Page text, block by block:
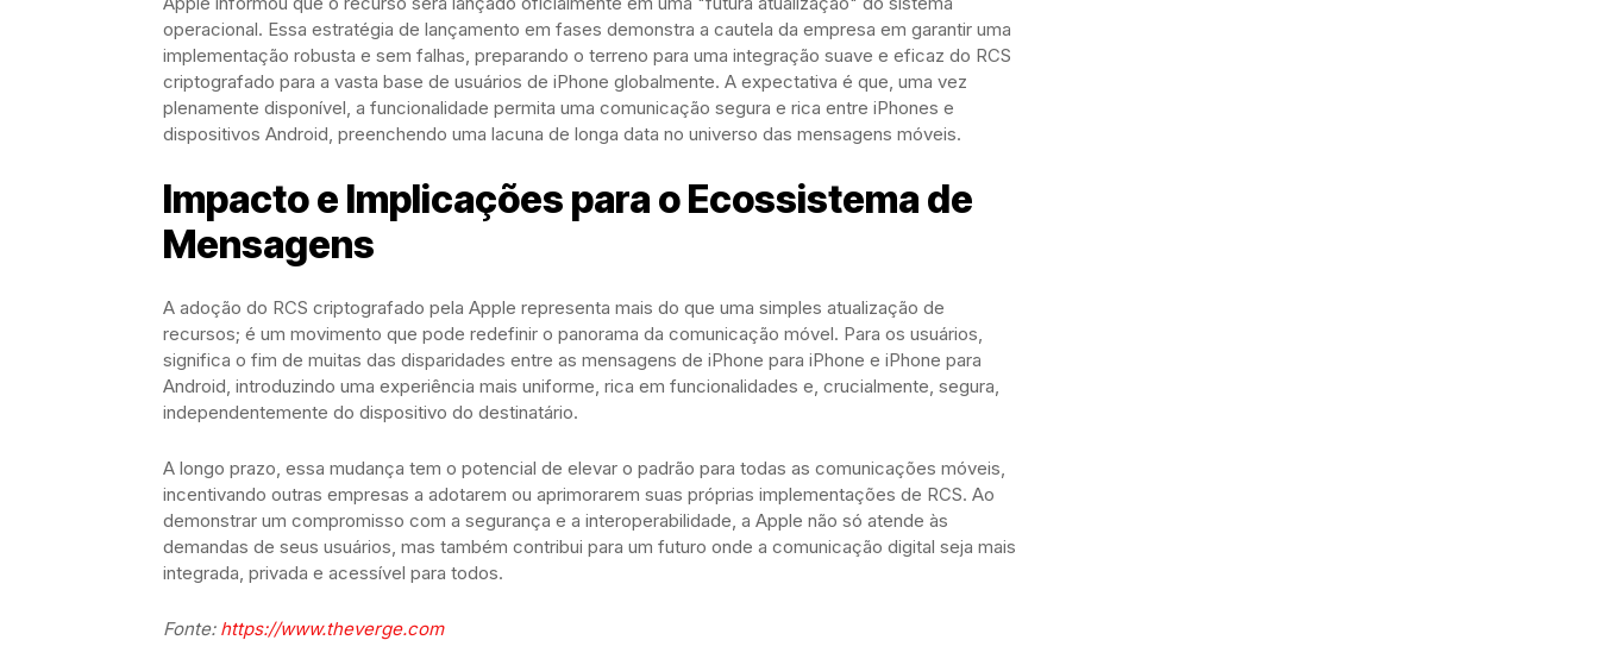
operacional. Essa estratégia de lançamento em fases demonstra a cautela da empresa em garantir uma
implementação robusta e sem falhas, preparando o terreno para uma integração suave e eficaz do RCS
criptografado para a vasta base de usuários de iPhone globalmente. A expectativa é que, uma vez
plenamente disponível, a funcionalidade permita uma comunicação segura e rica entre iPhones e
dispositivos Android, preenchendo uma lacuna de longa data no universo das mensagens móveis.
Impacto e Implicações para o Ecossistema de
Mensagens
A adoção do RCS criptografado pela Apple representa mais do que uma simples atualização de
recursos; é um movimento que pode redefinir o panorama da comunicação móvel. Para os usuários,
significa o fim de muitas das disparidades entre as mensagens de iPhone para iPhone e iPhone para
Android, introduzindo uma experiência mais uniforme, rica em funcionalidades e, crucialmente, segura,
independentemente do dispositivo do destinatário.
A longo prazo, essa mudança tem o potencial de elevar o padrão para todas as comunicações móveis,
incentivando outras empresas a adotarem ou aprimorarem suas próprias implementações de RCS. Ao
demonstrar um compromisso com a segurança e a interoperabilidade, a Apple não só atende às
demandas de seus usuários, mas também contribui para um futuro onde a comunicação digital seja mais
integrada, privada e acessível para todos.
Fonte: https://www.theverge.com